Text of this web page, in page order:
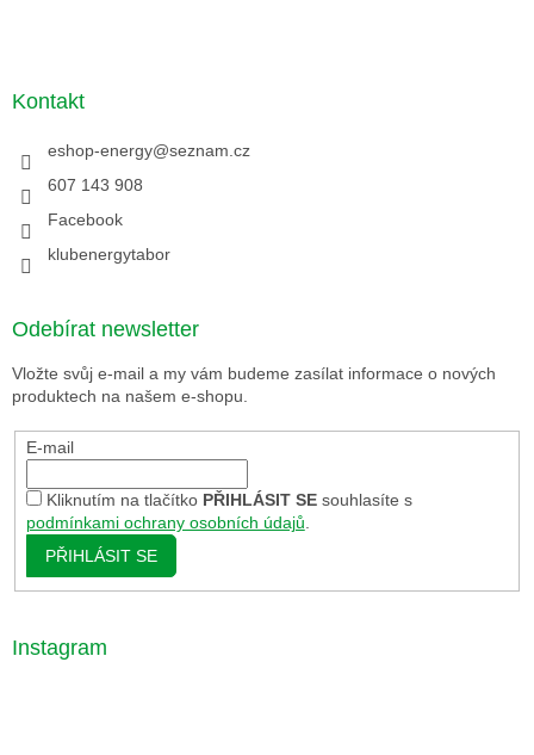
Kontakt
eshop-energy@seznam.cz
607 143 908
Facebook
klubenergytabor
Odebírat newsletter
Vložte svůj e-mail a my vám budeme zasílat informace o nových
produktech na našem e-shopu.
E-mail
Kliknutím na tlačítko PŘIHLÁSIT SEsouhlasíte s
podmínkami ochrany osobních údajů.
PŘIHLÁSIT SE
Instagram